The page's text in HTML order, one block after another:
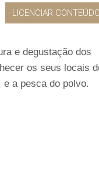
LICENCIAR CONTEÚDO
e degustação dos
os seus locais
a pesca do polvo.